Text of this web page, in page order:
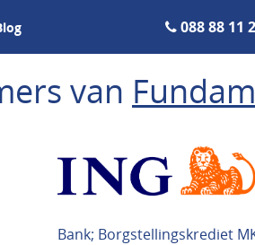
088 88 11
van
Bank; Borgstellingskrediet